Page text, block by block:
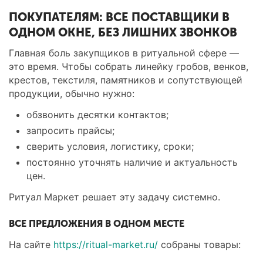
ПОКУПАТЕЛЯМ: ВСЕ ПОСТАВЩИКИ В
ОДНОМ ОКНЕ, БЕЗ ЛИШНИХ ЗВОНКОВ
Главная боль закупщиков в ритуальной сфере —
это время. Чтобы собрать линейку гробов, венков,
крестов, текстиля, памятников и сопутствующей
продукции, обычно нужно:
обзвонить десятки контактов;
запросить прайсы;
сверить условия, логистику, сроки;
постоянно уточнять наличие и актуальность
цен.
Ритуал Маркет решает эту задачу системно.
ВСЕ ПРЕДЛОЖЕНИЯ В ОДНОМ МЕСТЕ
На сайте https://ritual-market.ru/ собраны товары: